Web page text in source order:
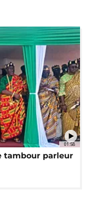
01:58
tambour parleur